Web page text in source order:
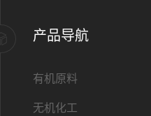
产品导航
有机原料
无机化工